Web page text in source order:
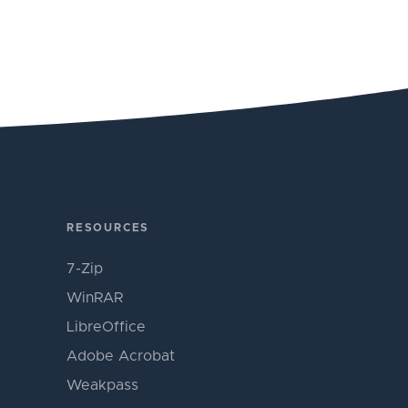
RESOURCES
7-Zip
WinRAR
LibreOffice
Adobe Acrobat
Weakpass